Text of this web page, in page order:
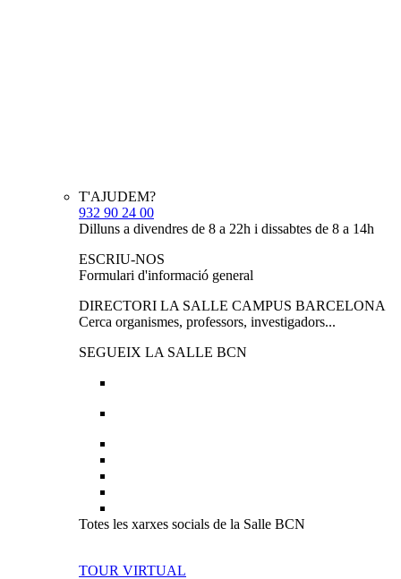
T'AJUDEM?
932 90 24 00
Dilluns a divendres de 8 a 22h i dissabtes de 8 a 14h
ESCRIU-NOS
Formulari d'informació general
DIRECTORI LA SALLE CAMPUS BARCELONA
Cerca organismes, professors, investigadors...
SEGUEIX LA SALLE BCN
Totes les xarxes socials de la Salle BCN
TOUR VIRTUAL